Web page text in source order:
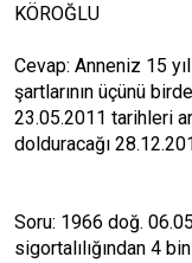
KÖROĞLU
Cevap: Anneniz 15
şartlarının üçünü
23.05.2011 tarihleri
dolduracağı
Soru: 1966 doğ.
sigortalılığından 4